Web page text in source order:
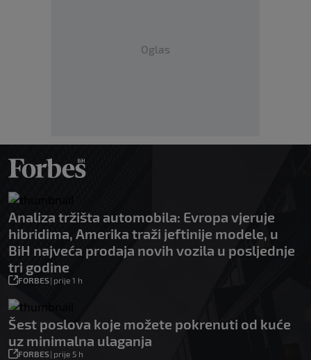
Oglas
Analiza tržišta automobila: Evropa vjeruje
hibridima, Amerika traži jeftinije modele, u
BiH najveća prodaja novih vozila u posljednje
tri godine
FORBES| prije 1 h
Šest poslova koje možete pokrenuti od kuće
uz minimalna ulaganja
FORBES| prije 5 h